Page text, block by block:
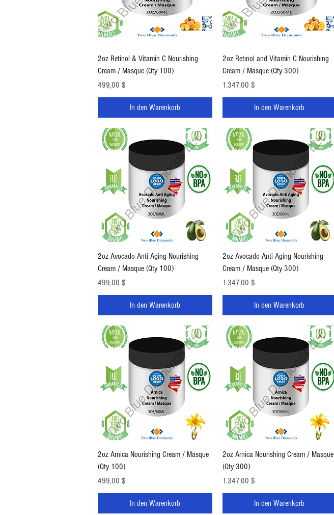
Schnellansicht
2oz Retinol & Vitamin C Nourishing
Cream / Masque (Qty 100)
Preis
499,00 $
In den Warenkorb
Schnellansicht
2oz Retinol and Vitamin C Nourishing
Cream / Masque (Qty 300)
Preis
1.347,00 $
In den Warenkorb
Schnellansicht
2oz Avocado Anti Aging Nourishing
Cream / Masque (Qty 100)
Preis
499,00 $
In den Warenkorb
Schnellansicht
2oz Avocado Anti Aging Nourishing
Cream / Masque (Qty 300)
Preis
1.347,00 $
In den Warenkorb
Schnellansicht
2oz Arnica Nourishing Cream / Masque
(Qty 100)
Preis
499,00 $
In den Warenkorb
Schnellansicht
2oz Arnica Nourishing Cream / Masque
(Qty 300)
Preis
1.347,00 $
In den Warenkorb